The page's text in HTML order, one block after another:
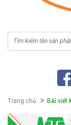
Trang chủ Bài viết